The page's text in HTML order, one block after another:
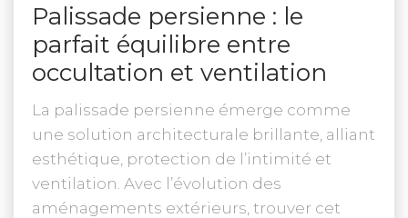
Palissade persienne : le
parfait équilibre entre
occultation et ventilation
La palissade persienne émerge comme
une solution architecturale brillante, alliant
esthétique, protection de l’intimité et
ventilation. Avec l’évolution des
aménagements extérieurs, trouver cet